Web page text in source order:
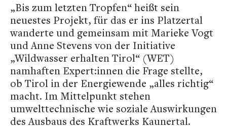
„Bis zum letzten Tropfen“ heißt sein
neuestes Projekt, für das er ins Platzertal
wanderte und gemeinsam mit Marieke Vogt
und Anne Stevens von der Initiative
„Wildwasser erhalten Tirol“ (WET)
namhaften Expert:innen die Frage stellte,
ob Tirol in der Energiewende „alles richtig“
macht. Im Mittelpunkt stehen
umwelttechnische wie soziale Auswirkungen
des Ausbaus des Kraftwerks Kaunertal.